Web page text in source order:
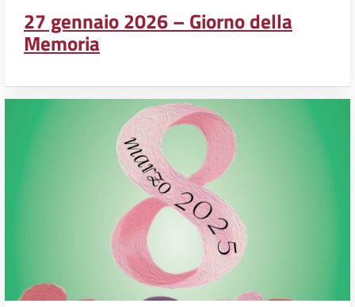
27 gennaio 2026 – Giorno della
Memoria